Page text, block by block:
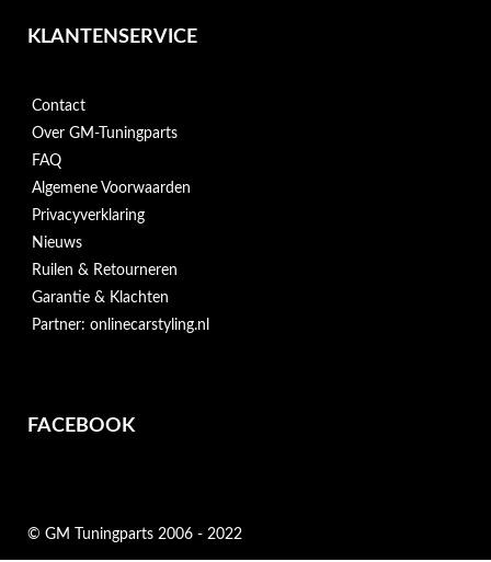
KLANTENSERVICE
Contact
Over GM-Tuningparts
FAQ
Algemene Voorwaarden
Privacyverklaring
Nieuws
Ruilen & Retourneren
Garantie & Klachten
Partner: onlinecarstyling.nl
FACEBOOK
© GM Tuningparts 2006 - 2022